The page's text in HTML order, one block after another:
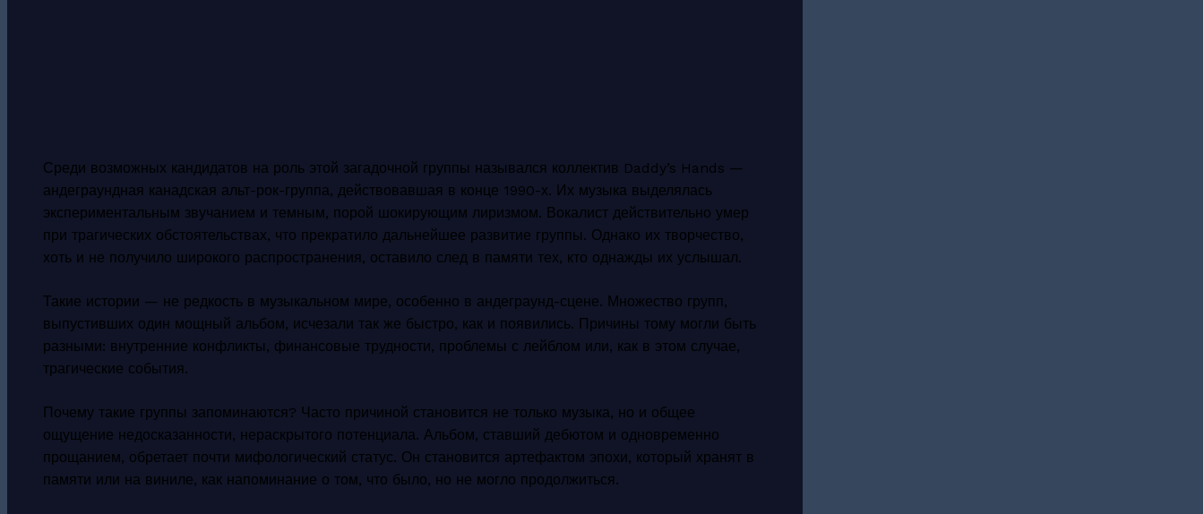
Среди возможных кандидатов на роль этой загадочной группы назывался коллектив Daddy’s Hands —
андеграундная канадская альт-рок-группа, действовавшая в конце 1990-х. Их музыка выделялась
экспериментальным звучанием и темным, порой шокирующим лиризмом. Вокалист действительно умер
при трагических обстоятельствах, что прекратило дальнейшее развитие группы. Однако их творчество,
хоть и не получило широкого распространения, оставило след в памяти тех, кто однажды их услышал.
Такие истории — не редкость в музыкальном мире, особенно в андеграунд-сцене. Множество групп,
выпустивших один мощный альбом, исчезали так же быстро, как и появились. Причины тому могли быть
разными: внутренние конфликты, финансовые трудности, проблемы с лейблом или, как в этом случае,
трагические события.
Почему такие группы запоминаются? Часто причиной становится не только музыка, но и общее
ощущение недосказанности, нераскрытого потенциала. Альбом, ставший дебютом и одновременно
прощанием, обретает почти мифологический статус. Он становится артефактом эпохи, который хранят в
памяти или на виниле, как напоминание о том, что было, но не могло продолжиться.